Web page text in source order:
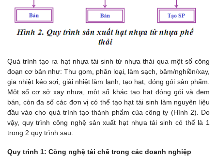
Quá trình tạo ra hạt nhựa tái sinh từ nhựa thải qua một số công
đoạn cơ bản như: Thu gom, phân loại, làm sạch, băm/nghiền/xay,
gia nhiệt kéo sợi, giải nhiệt làm lạnh, tạo hạt, đóng gói sản phẩm.
Một số cơ sở xay nhựa, một số khác tạo hạt đóng gói và đem
bán, còn đa số các đơn vị có thể tạo hạt tái sinh làm nguyên liệu
đầu vào cho quá trình tạo thành phẩm của công ty (Hình 2). Do
vậy, quy trình công nghệ sản xuất hạt nhựa tái sinh có thể là 1
trong 2 quy trình sau:
Quy trình 1: Công nghệ tái chế trong các doanh nghiệp